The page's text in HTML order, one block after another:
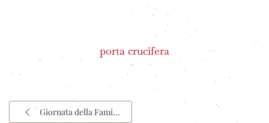
porta crucifera
Giornata della Fami…